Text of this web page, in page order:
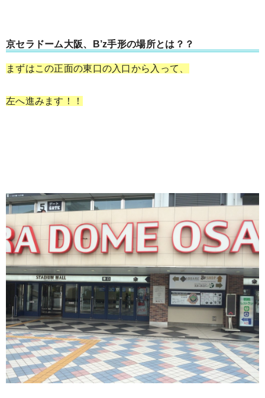
京セラドーム大阪、B’z手形の場所とは？？
まずはこの正面の東口の入口から入って、
左へ進みます！！